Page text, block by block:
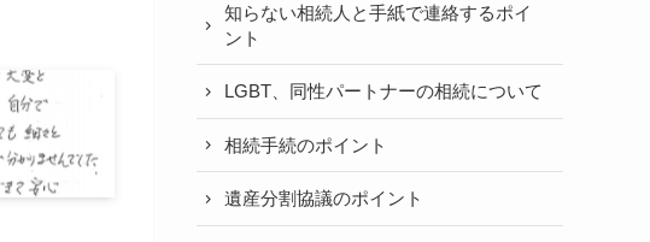
知らない相続人と手紙で連絡するポイ
ント
LGBT、同性パートナーの相続について
相続手続のポイント
遺産分割協議のポイント